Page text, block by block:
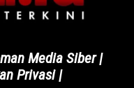
Media Siber|
Privasi|